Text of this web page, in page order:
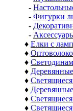
-
- Фигурки
-
-
♦ Елки с
♦
♦
♦
♦
♦
♦
♦